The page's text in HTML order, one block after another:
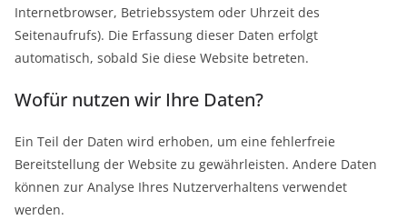
Internetbrowser, Betriebssystem oder Uhrzeit des
Seitenaufrufs). Die Erfassung dieser Daten erfolgt
automatisch, sobald Sie diese Website betreten.
Wofür nutzen wir Ihre Daten?
Ein Teil der Daten wird erhoben, um eine fehlerfreie
Bereitstellung der Website zu gewährleisten. Andere Daten
können zur Analyse Ihres Nutzerverhaltens verwendet
werden.